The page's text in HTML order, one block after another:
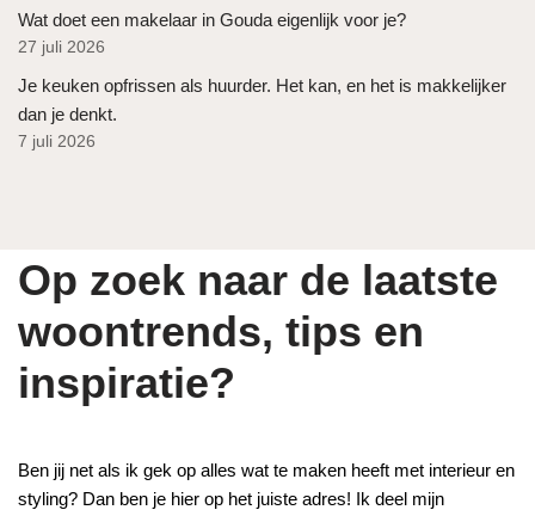
Wat doet een makelaar in Gouda eigenlijk voor je?
27 juli 2026
Je keuken opfrissen als huurder. Het kan, en het is makkelijker
dan je denkt.
7 juli 2026
Op zoek naar de laatste
woontrends, tips en
inspiratie?
Ben jij net als ik gek op alles wat te maken heeft met interieur en
styling? Dan ben je hier op het juiste adres! Ik deel mijn